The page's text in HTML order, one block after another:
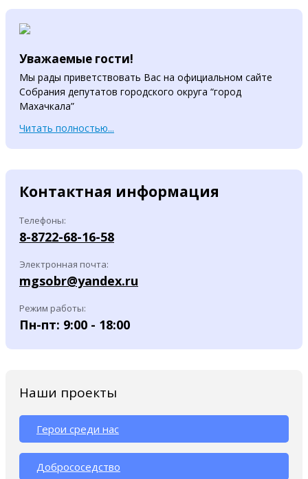
Уважаемые гости!
Мы рады приветствовать Вас на официальном сайте
Собрания депутатов городского округа “город
Махачкала”
Читать полностью...
Контактная информация
Телефоны:
8-8722-68-16-58
Электронная почта:
mgsobr@yandex.ru
Режим работы:
Пн-пт: 9:00 - 18:00
Наши проекты
Герои среди нас
Добрососедство